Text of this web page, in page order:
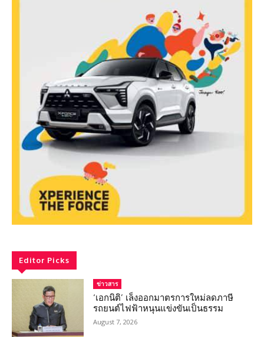
Editor Picks
ข่าวสาร
‘เอกนิติ’ เล็งออกมาตรการใหม่ลดภาษี
รถยนต์ไฟฟ้าหนุนแข่งขันเป็นธรรม
August 7, 2026